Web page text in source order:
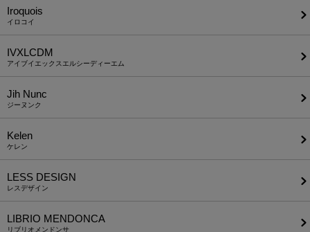
Iroquois
イロコイ
IVXLCDM
アイブイエックスエルシーディーエム
Jih Nunc
ジーヌンク
Kelen
ケレン
LESS DESIGN
レスデザイン
LIBRIO MENDONCA
リブリオメンドンサ